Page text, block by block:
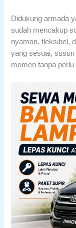
Didukung armada
sudah mencakup
nyaman, fleksibel,
yang sesuai,
momen tanpa